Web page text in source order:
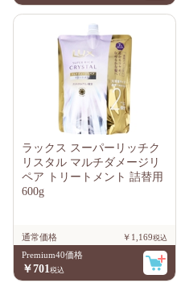
ラックス スーパーリッチク
リスタル マルチダメージリ
ペア トリートメント 詰替用
600g
通常価格
￥1,169
Premium40価格
￥701